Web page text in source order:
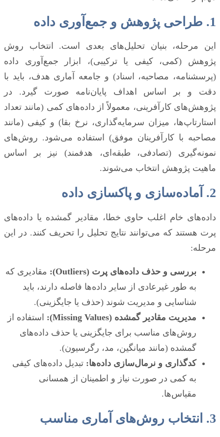
1. طراحی پژوهش و جمع‌آوری داده
این مرحله، بنیان تحلیل‌های بعدی است. انتخاب روش
پژوهش (کمی، کیفی یا ترکیبی)، ابزار جمع‌آوری داده
(پرسشنامه، مصاحبه، اسناد) و جامعه آماری هدف، باید با
دقت و بر اساس اهداف پایان‌نامه صورت گیرد. در
پژوهش‌های کارآفرینی، معمولاً از داده‌های کمی (مانند تعداد
استارتاپ‌ها، میزان سرمایه‌گذاری، نرخ بقا) و کیفی (مانند
مصاحبه با کارآفرینان موفق) استفاده می‌شود. روش‌های
نمونه‌گیری (تصادفی، طبقه‌ای، هدفمند) نیز بر اساس
ماهیت پژوهش انتخاب می‌شوند.
2. آماده‌سازی و پاکسازی داده
داده‌های خام اغلب حاوی خطا، مقادیر گمشده یا داده‌های
پرت هستند که می‌توانند نتایج تحلیل را تحریف کنند. در این
مرحله:
بررسی و حذف داده‌های پرت (Outliers):
مقادیری که
به طور غیرعادی از سایر داده‌ها فاصله دارند، باید
شناسایی و مدیریت شوند (حذف یا جایگزینی).
مدیریت مقادیر گمشده (Missing Values):
استفاده از
روش‌های مناسب برای جایگزینی یا حذف داده‌های
گمشده (مانند میانگین، مد، رگرسیون).
کدگذاری و نرمال‌سازی داده‌ها: تبدیل داده‌های کیفی
به کمی در صورت نیاز و اطمینان از همسانی
مقیاس‌ها.
3. انتخاب روش‌های آماری مناسب